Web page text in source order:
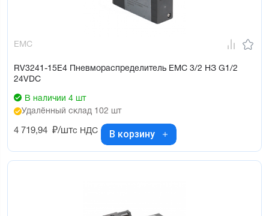
EMC
RV3241-15E4 Пневмораспределитель EMC 3/2 НЗ G1/2
24VDC
В наличии 4 шт
Удалённый склад 102 шт
4 719,94 ₽/штс НДС В корзину